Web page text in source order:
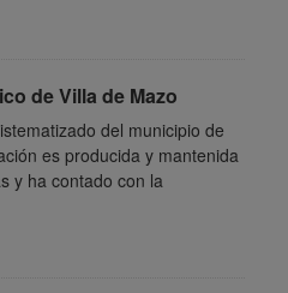
de Villa de Mazo
del municipio de
es producida y mantenida
y ha contado con la